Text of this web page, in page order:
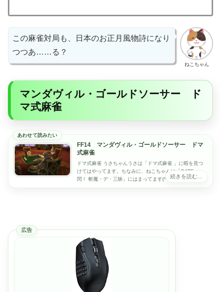
ねこちゃん
この麻雀対局も、日本のお正月風物詩になり
つつあ……る？
マンダヴィル・ゴールドソーサー ド
マ式麻雀
FF14 マンダヴィル・ゴールドソーサー ドマ
式麻雀
ドマ式麻雀 うさちゃんうさは「ドマ式麻雀 」に暇を見つ
けてはやってます。ちなみに、ねこちゃんは「GATE 一
閃！ 斬魔・デ・三昧」にはまってます(^^♪ねこちゃんその
他のゴールドソーサーのまとめ記事は...
広告